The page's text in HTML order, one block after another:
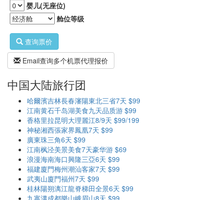
婴儿(无座位)
舱位等级
查询票价
Email查询多个机票代理报价
中国大陆旅行团
哈爾濱吉林長春瀋陽東北三省7天 $99
江南黄石千岛湖美食九天品质游 $99
香格里拉昆明大理麗江8/9天 $99/199
神秘湘西張家界鳳凰7天 $99
廣東珠三角6天 $99
江南枫泾美景美食7天豪华游 $69
浪漫海南海口興隆三亞6天 $99
福建廈門梅州潮汕客家7天 $99
武夷山廈門福州7天 $99
桂林陽朔漓江龍脊梯田全景6天 $99
九寨溝成都樂山峨眉山8天 $99